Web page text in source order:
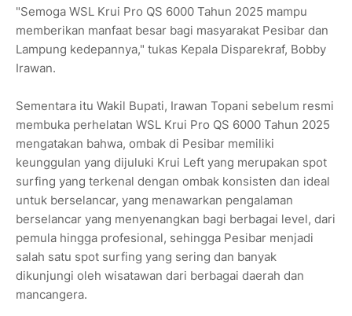
"Semoga WSL Krui Pro QS 6000 Tahun 2025 mampu
memberikan manfaat besar bagi masyarakat Pesibar dan
Lampung kedepannya," tukas Kepala Disparekraf, Bobby
Irawan.
Sementara itu Wakil Bupati, Irawan Topani sebelum resmi
membuka perhelatan WSL Krui Pro QS 6000 Tahun 2025
mengatakan bahwa, ombak di Pesibar memiliki
keunggulan yang dijuluki Krui Left yang merupakan spot
surfing yang terkenal dengan ombak konsisten dan ideal
untuk berselancar, yang menawarkan pengalaman
berselancar yang menyenangkan bagi berbagai level, dari
pemula hingga profesional, sehingga Pesibar menjadi
salah satu spot surfing yang sering dan banyak
dikunjungi oleh wisatawan dari berbagai daerah dan
mancangera.